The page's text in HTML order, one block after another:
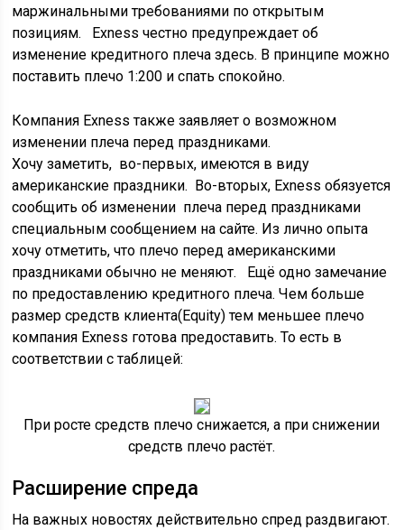
маржинальными требованиями по открытым
позициям. Exness честно предупреждает об
изменение кредитного плеча здесь. В принципе можно
поставить плечо 1:200 и спать спокойно.
Компания Exness также заявляет о возможном
изменении плеча перед праздниками.
Хочу заметить, во-первых, имеются в виду
американские праздники. Во-вторых, Exness обязуется
сообщить об изменении плеча перед праздниками
специальным сообщением на сайте. Из лично опыта
хочу отметить, что плечо перед американскими
праздниками обычно не меняют. Ещё одно замечание
по предоставлению кредитного плеча. Чем больше
размер средств клиента(Equity) тем меньшее плечо
компания Exness готова предоставить. То есть в
соответствии с таблицей:
При росте средств плечо снижается, а при снижении
средств плечо растёт.
Расширение спреда
На важных новостях действительно спред раздвигают.